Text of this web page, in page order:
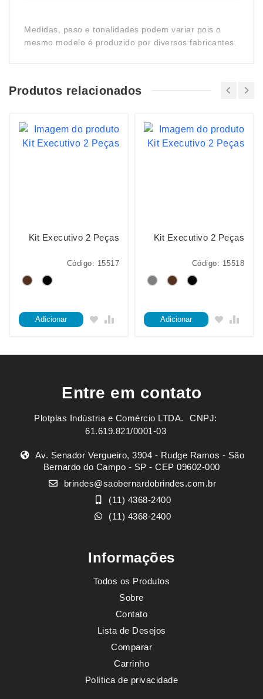
Medidas, peso e tonalidades podem variar pois o
mesmo modelo é produzido por diversos fabricantes.
Produtos relacionados
Kit Executivo 2 Peças
Código: 15517
Adicionar
Kit Executivo 2 Peças
Código: 15518
Adicionar
Entre em contato
Plotplas Indústria e Comércio LTDA. ㅤㅤㅤ CNPJ:
61.619.821/0001-03
Av. Senador Vergueiro, 3904 - Rudge Ramos - São
Bernardo do Campo - SP - CEP 09602-000
brindes@saobernardobrindes.com.br
(11) 4368-2400
(11) 4368-2400
Informações
Todos os Produtos
Sobre
Contato
Lista de Desejos
Comparar
Carrinho
Política de privacidade